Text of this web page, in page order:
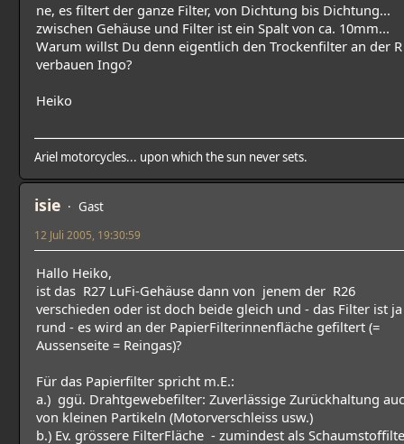
ne, es filtert der ganze Filter, von Dichtung bis Dichtung...
zwischen Gehäuse und Filter ist ein Spalt von ca. 10mm...
Warum willst Du denn eigentlich den Trockenfilter an der R
verbauen Ingo?
Heiko
Ariel motorcycles... upon which the sun never sets.
isie Gast
12 Juli 2005, 19:30:59
Hallo Heiko,
ist das R27 LuFi-Gehäuse dann von jenem der R26
verschieden oder ist doch beide gleich und - das Filter ist ja
rund - es wird an der PapierFilterinnenfläche gefiltert (=
Aussenseite = Reingas)?
Für das Papierfilter spricht m.E.:
a.) ggü. Drahtgewebefilter: Zuverlässige Zurückhaltung
von kleinen Partikeln (Motorverschleiss usw.)
b.) Ev. grössere FilterFläche - zumindest als